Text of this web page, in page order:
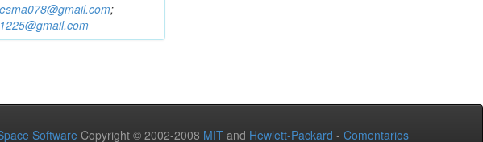
;
Software Copyright © 2002-2008 MIT and Hewlett-Packard - Comentarios